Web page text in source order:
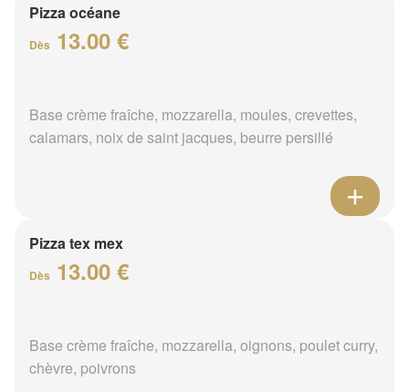
Pizza océane
Dès 13.00 €
Base crème fraîche, mozzarella, moules, crevettes,
calamars, noix de saint jacques, beurre persillé
Pizza tex mex
Dès 13.00 €
Base crème fraîche, mozzarella, oignons, poulet curry,
chèvre, poivrons